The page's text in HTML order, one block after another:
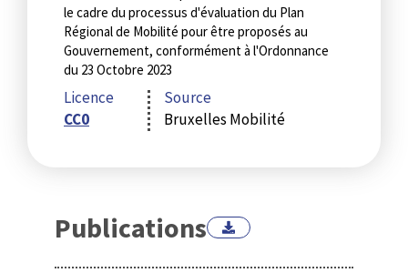
le cadre du processus d'évaluation du Plan
Régional de Mobilité pour être proposés au
Gouvernement, conformément à l'Ordonnance
du 23 Octobre 2023
Licence
CC0
Source
Bruxelles Mobilité
Publications